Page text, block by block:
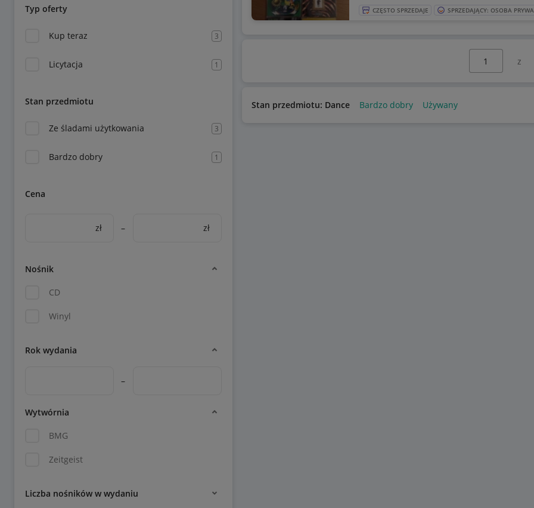
Typ oferty
Kup teraz 3
Licytacja 1
Stan przedmiotu
Ze śladami użytkowania 3
Bardzo dobry 1
Cena
zł – zł
Nośnik
CD
Winyl
Rok wydania
–
Wytwórnia
BMG
Zeitgeist
Liczba nośników w wydaniu
CZĘSTO SPRZEDAJE SPRZEDAJĄCY: OSOBA
z
Stan przedmiotu: Dance Bardzo dobry Używany